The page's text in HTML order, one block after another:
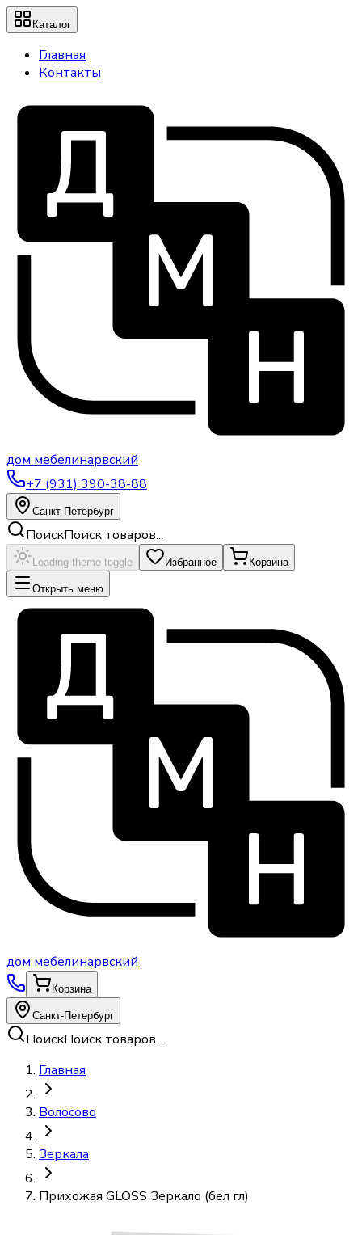
Каталог
Главная
Контакты
дом мебелинарвский
+7 (931) 390-38-88
Санкт-Петербург
ПоискПоиск товаров...
Loading theme toggle Избранное Корзина
Открыть меню
дом мебелинарвский
Корзина
Санкт-Петербург
ПоискПоиск товаров...
Главная
Волосово
Зеркала
Прихожая GLOSS Зеркало (бел гл)